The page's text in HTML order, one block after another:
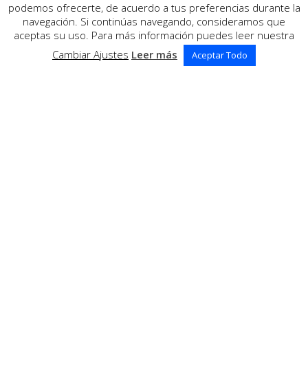
REDES SOCIALES
podemos ofrecerte, de acuerdo a tus preferencias durante la
navegación. Si continúas navegando, consideramos que
aceptas su uso. Para más información puedes leer nuestra
Cambiar Ajustes Leer más Aceptar Todo